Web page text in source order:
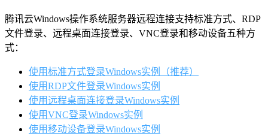
腾讯云Windows操作系统服务器远程连接支持标准方式、RDP
文件登录、远程桌面连接登录、VNC登录和移动设备五种方
式：
使用标准方式登录Windows实例（推荐）
使用RDP文件登录Windows实例
使用远程桌面连接登录Windows实例
使用VNC登录Windows实例
使用移动设备登录Windows实例